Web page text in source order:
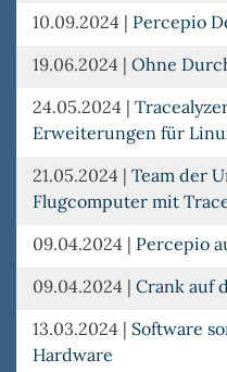
10.09.2024 | Percepio
19.06.2024 | Ohne
24.05.2024 |
Erweiterungen für
21.05.2024 | Team der
Flugcomputer mit
09.04.2024 | Percepio
09.04.2024 | Crank auf
13.03.2024 | Software
Hardware